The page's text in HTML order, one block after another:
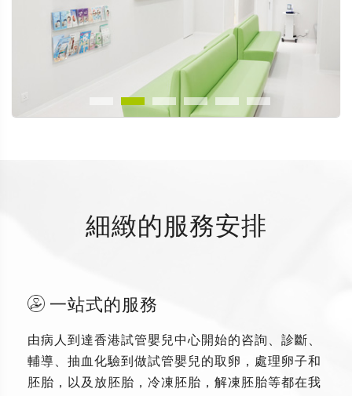
細緻的服務安排
一站式的服務
由病人到達香港試管嬰兒中心開始的咨詢、診斷、
輔導、抽血化驗到做試管嬰兒的取卵，處理卵子和
胚胎，以及放胚胎，冷凍胚胎，解凍胚胎等都在我